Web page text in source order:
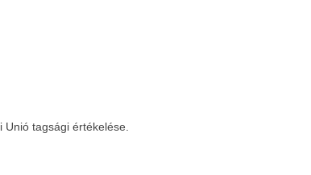
tagsági értékelése.